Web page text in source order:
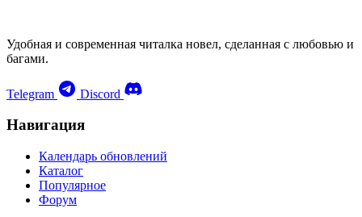
Удобная и современная читалка новел, сделанная с любовью и
багами.
Telegram Discord
Навигация
Календарь обновлений
Каталог
Популярное
Форум